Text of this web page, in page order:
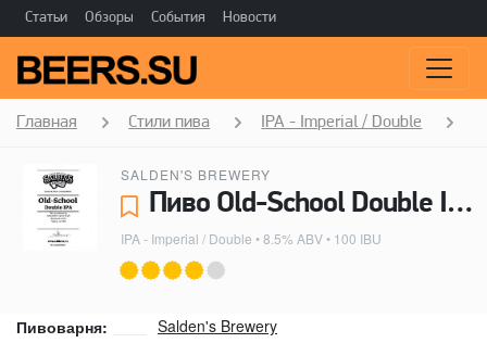
Статьи Обзоры События Новости
Главная Стили пива IPA - Imperial / Double
SALDEN'S BREWERY
Пиво Old-School Double IPA - Salden's Brewery
IPA - Imperial / Double • 8.5% ABV • 100 IBU
Пивоварня:
Salden's Brewery